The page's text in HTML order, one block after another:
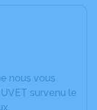
nous vous
survenu le